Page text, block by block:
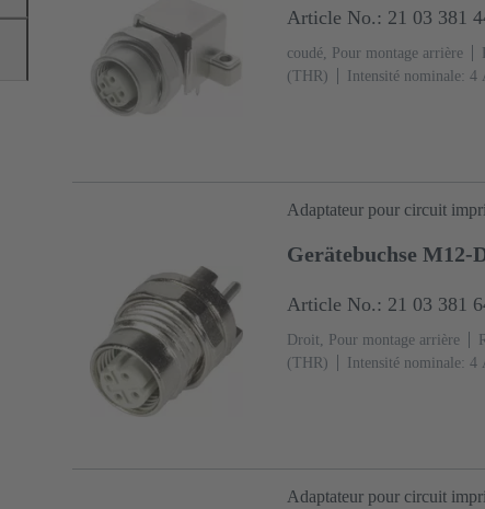
Article No.: 21 03 381
coudé, Pour montage arrière
(THR)
Intensité nominale: ‌4
Adaptateur pour circuit
Gerätebuchse M12-
Article No.: 21 03 381
Droit, Pour montage arrière
(THR)
Intensité nominale: ‌4
Adaptateur pour circuit